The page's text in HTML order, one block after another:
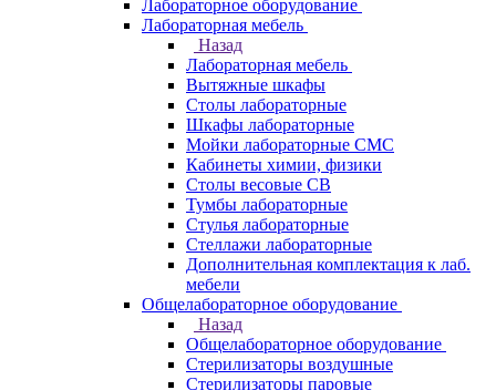
Лабораторное оборудование
Лабораторная мебель
Назад
Лабораторная мебель
Вытяжные шкафы
Столы лабораторные
Шкафы лабораторные
Мойки лабораторные СМС
Кабинеты химии, физики
Столы весовые СВ
Тумбы лабораторные
Стулья лабораторные
Стеллажи лабораторные
Дополнительная комплектация к лаб.
мебели
Общелабораторное оборудование
Назад
Общелабораторное оборудование
Стерилизаторы воздушные
Стерилизаторы паровые